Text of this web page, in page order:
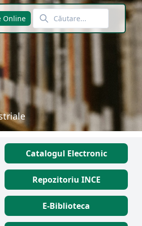
Online
Catalogul Electronic
Repozitoriu INCE
E-Biblioteca